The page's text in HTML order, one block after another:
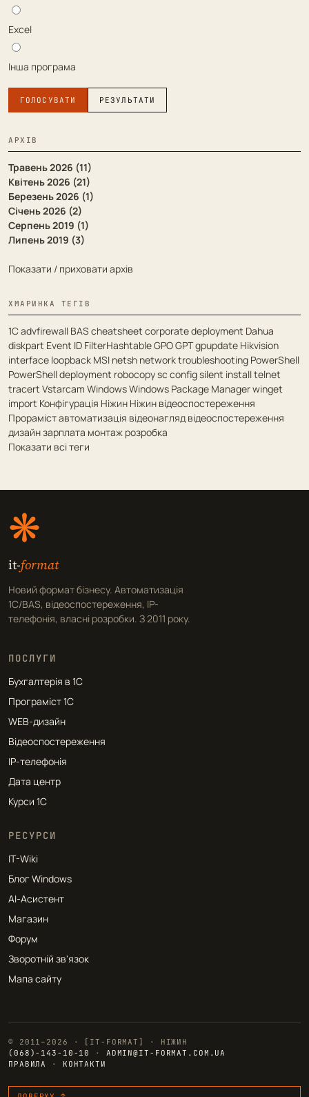
Excel
Інша програма
ГОЛОСУВАТИ РЕЗУЛЬТАТИ
АРХІВ
Травень 2026 (11)
Квітень 2026 (21)
Березень 2026 (1)
Січень 2026 (2)
Серпень 2019 (1)
Липень 2019 (3)
Показати / приховати архів
ХМАРИНКА ТЕГІВ
1Сadvfirewall BAS cheatsheet corporate deployment Dahua
diskpart Event ID FilterHashtableGPOGPTgpupdate Hikvision
interface loopback MSI netsh network troubleshooting PowerShell
PowerShell deployment robocopysc configsilent installtelnet
tracert Vstarcam WindowsWindows Package Managerwinget
import Конфігурація Ніжин Ніжин відеоспостереження
Прораміставтоматизація відеонагляд відеоспостереження
дизайнзарплата монтаж розробка
Показати всі теги
❋
it-format
Новий формат бізнесу. Автоматизація
1С/BAS, відеоспостереження, IP-
телефонія, власні розробки. З 2011 року.
ПОСЛУГИ
Бухгалтерія в 1С
Програміст 1С
WEB-дизайн
Відеоспостереження
IP-телефонія
Дата центр
Курси 1С
РЕСУРСИ
IT-Wiki
Блог Windows
AI-Асистент
Магазин
Форум
Зворотній зв'язок
Мапа сайту
© 2011–2026 · [IT-FORMAT] · НІЖИН
(068)-143-10-10
· ADMIN@IT-FORMAT.COM.UA
ПРАВИЛА
· КОНТАКТИ